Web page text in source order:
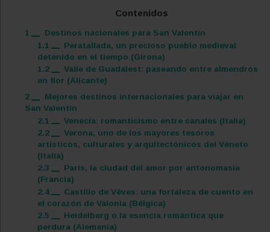
Contenidos
1
Destinos nacionales para San Valentín
1.1
Peratallada, un precioso pueblo medieval
detenido en el tiempo (Girona)
1.2
Valle de Guadalest: paseando entre almendros
en flor (Alicante)
2
Mejores destinos internacionales para viajar en
San Valentín
2.1
Venecia: romanticismo entre canales (Italia)
2.2
Verona, uno de los mayores tesoros
artísticos, culturales y arquitectónicos del Véneto
(Italia)
2.3
París, la ciudad del amor por antonomasia
(Francia)
2.4
Castillo de Vêves: una fortaleza de cuento en
el corazón de Valonia (Bélgica)
2.5
Heidelberg o la esencia romántica que
perdura (Alemania)